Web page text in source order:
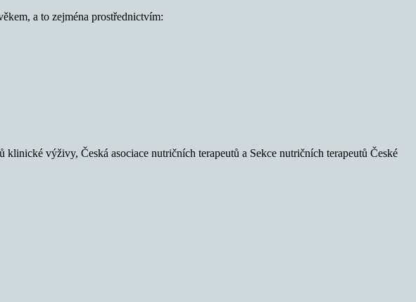
a to zejména prostřednictvím:
výživy, Česká asociace nutričních terapeutů a Sekce nutričních terapeutů České